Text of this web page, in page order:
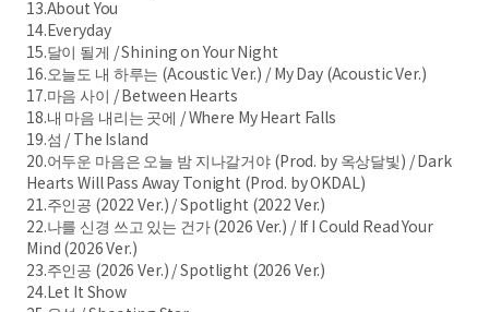
13.About You
14.Everyday
15.달이 될게 / Shining on Your Night
16.오늘도 내 하루는 (Acoustic Ver.) / My Day (Acoustic Ver.)
17.마음 사이 / Between Hearts
18.내 마음 내리는 곳에 / Where My Heart Falls
19.섬 / The Island
20.어두운 마음은 오늘 밤 지나갈거야 (Prod. by 옥상달빛) / Dark
Hearts Will Pass Away Tonight (Prod. by OKDAL)
21.주인공 (2022 Ver.) / Spotlight (2022 Ver.)
22.나를 신경 쓰고 있는 건가 (2026 Ver.) / If I Could Read Your
Mind (2026 Ver.)
23.주인공 (2026 Ver.) / Spotlight (2026 Ver.)
24.Let It Show